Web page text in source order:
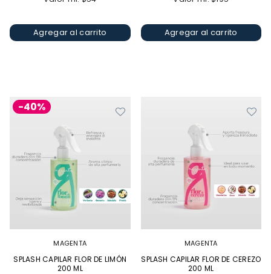
Agregar al carrito Agregar al carrito
-40%
MAGENTA
SPLASH CAPILAR FLOR DE LIMÓN
200 ML
MAGENTA
SPLASH CAPILAR FLOR DE CEREZO
200 ML